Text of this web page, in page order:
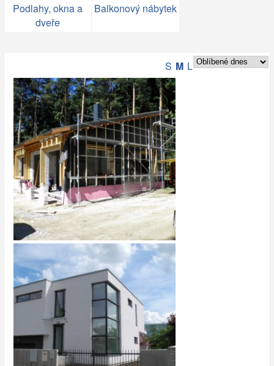
Podlahy, okna a
dveře
Balkonový nábytek
S M L